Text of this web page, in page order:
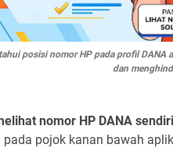
posisi nomor HP pada profil DANA
dan
nomor HP DANA sendiri
pada pojok kanan bawah